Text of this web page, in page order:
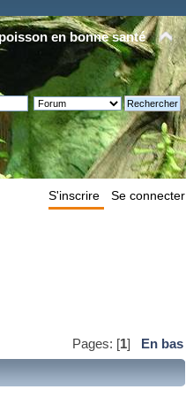
en bonne santé
Se connecter
S'inscrire
Pages: [1] En bas